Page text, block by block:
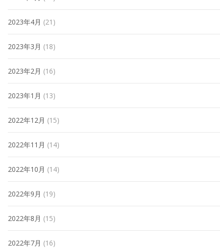
2023年4月 (21)
2023年3月 (18)
2023年2月 (16)
2023年1月 (13)
2022年12月 (15)
2022年11月 (14)
2022年10月 (14)
2022年9月 (19)
2022年8月 (15)
2022年7月 (16)